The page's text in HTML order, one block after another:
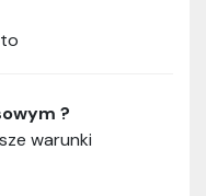
?
warunki